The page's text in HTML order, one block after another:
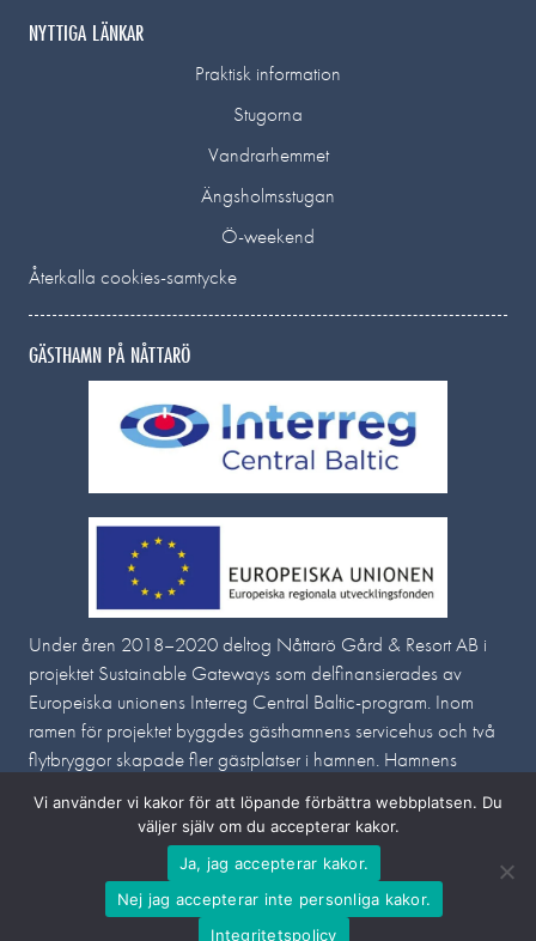
NYTTIGA LÄNKAR
Praktisk information
Stugorna
Vandrarhemmet
Ängsholmsstugan
Ö-weekend
Återkalla cookies-samtycke
GÄSTHAMN PÅ NÅTTARÖ
Under åren 2018–2020 deltog Nåttarö Gård & Resort AB i
projektet Sustainable Gateways som delfinansierades av
Europeiska unionens Interreg Central Baltic-program. Inom
ramen för projektet byggdes gästhamnens servicehus och två
flytbryggor skapade fler gästplatser i hamnen. Hamnens
Centrum vid Åbo universitet.
Vi använder vi kakor för att löpande förbättra webbplatsen. Du
väljer själv om du accepterar kakor.
Ja, jag accepterar kakor.
Nej jag accepterar inte personliga kakor.
Integritetspolicy